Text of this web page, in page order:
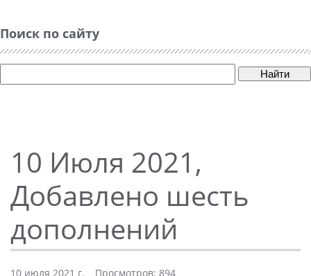
Поиск по сайту
Найти
10 Июля 2021,
Добавлено шесть
дополнений
10 июля 2021 г.
Просмотров: 894